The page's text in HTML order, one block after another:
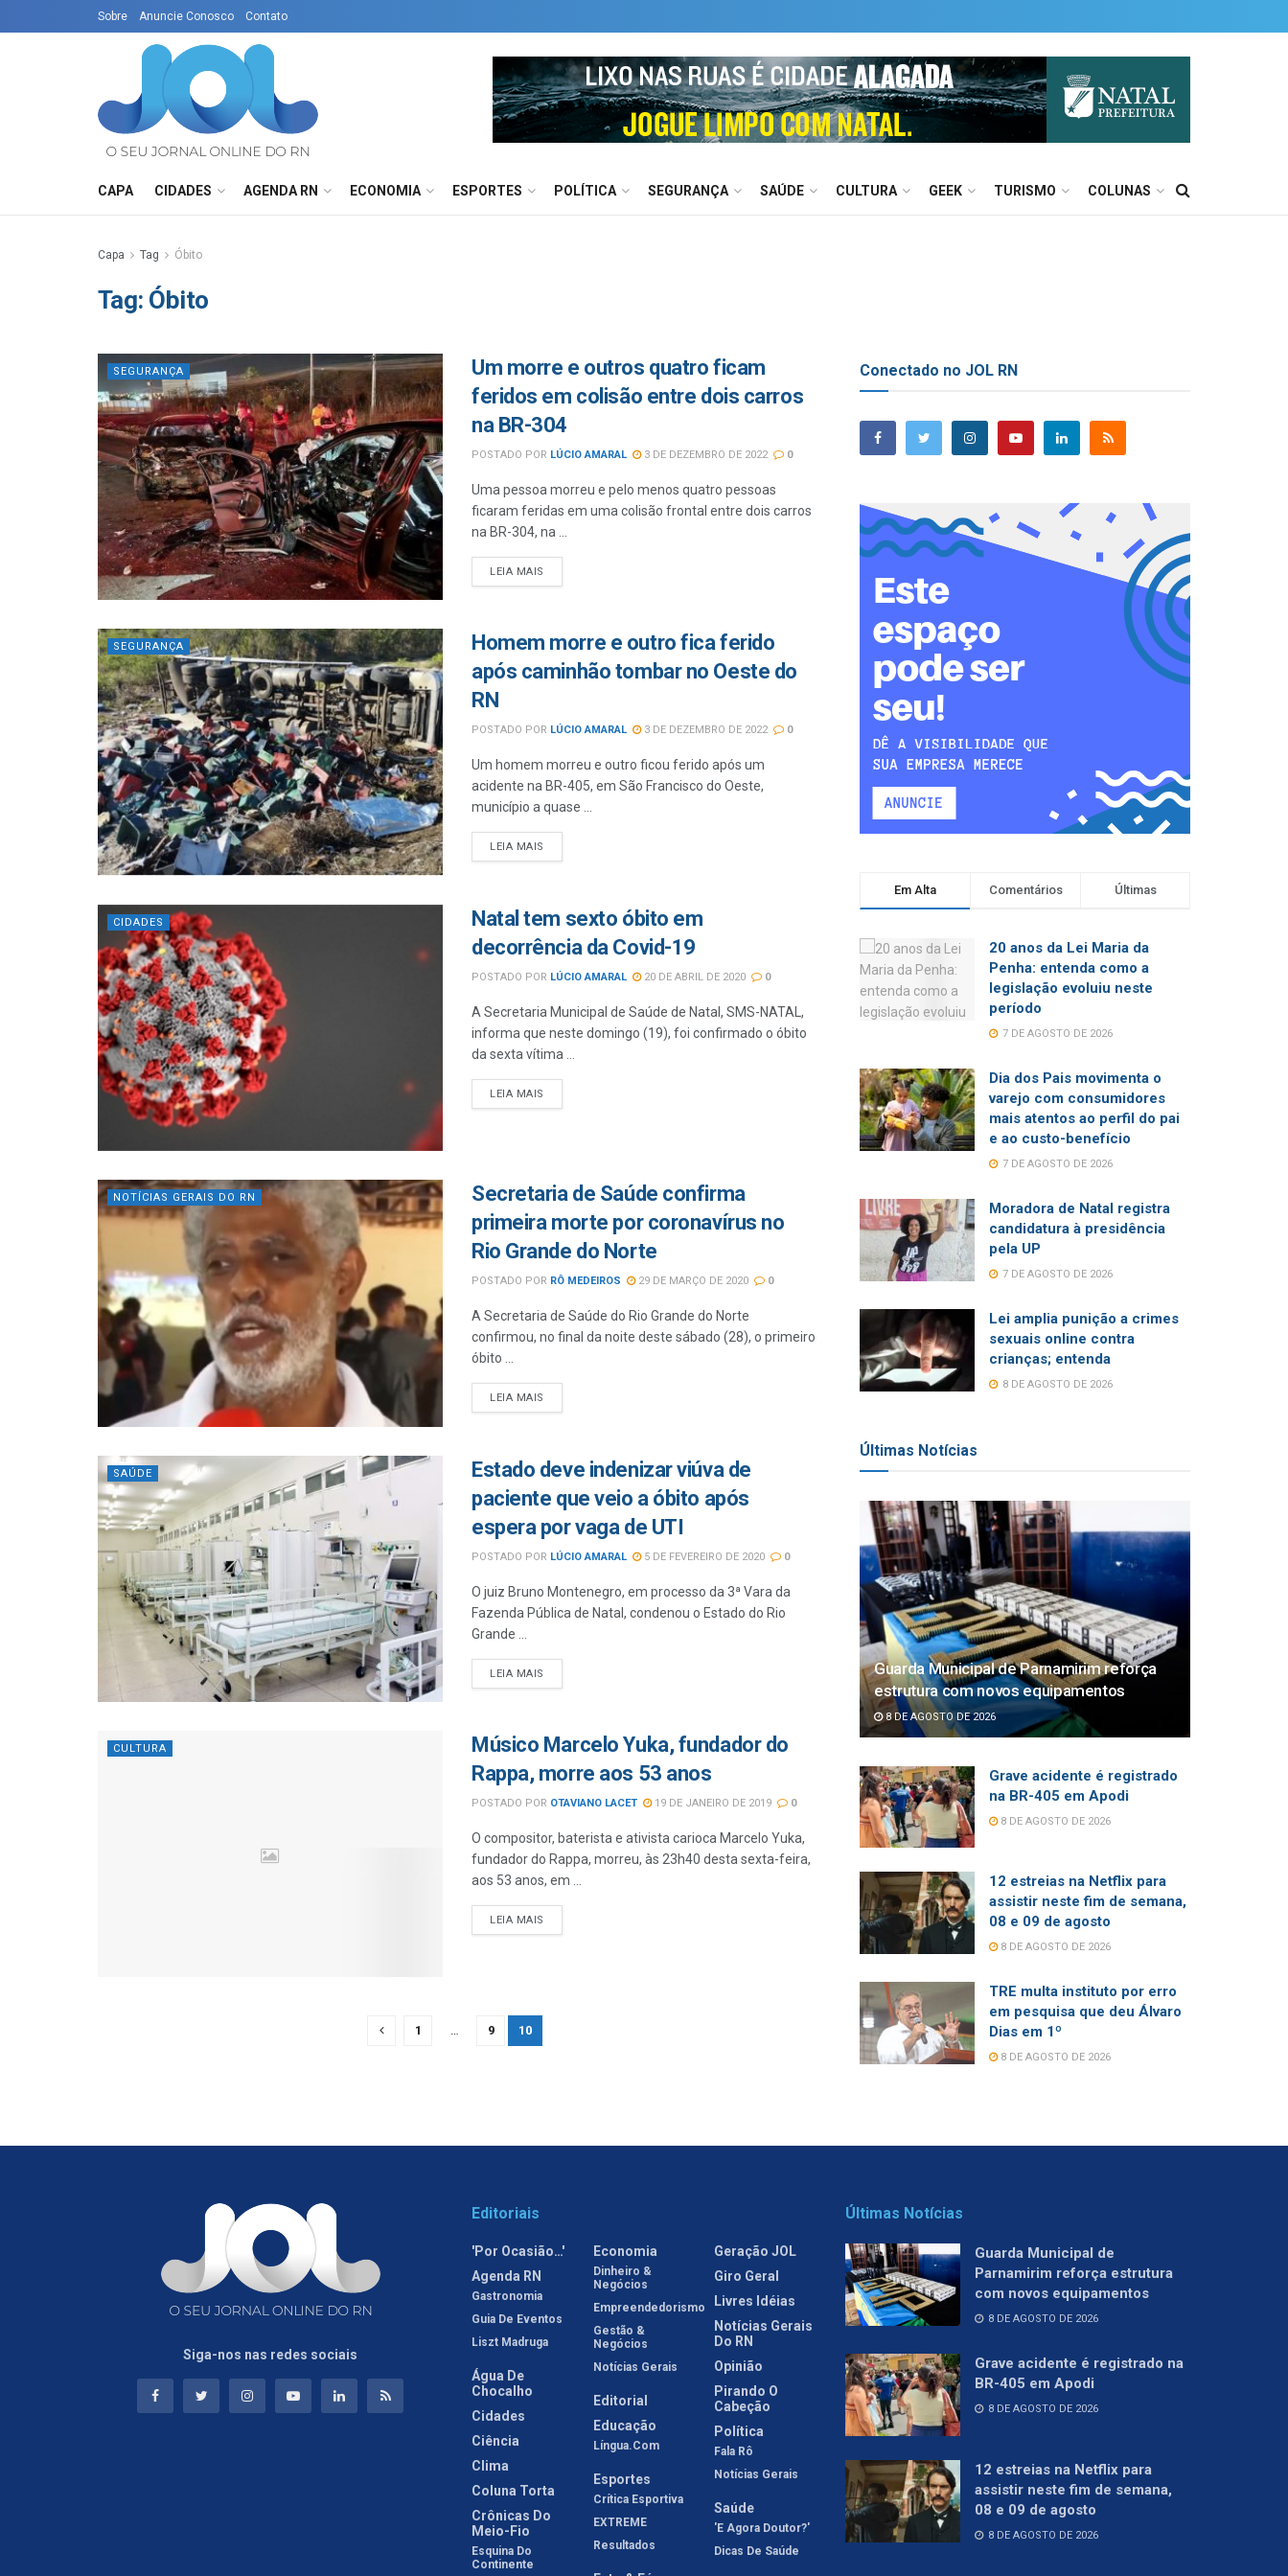
Sobre Anuncie Conosco Contato
CAPA CIDADES AGENDA RN ECONOMIA ESPORTES POLÍTICA SEGURANÇA SAÚDE CULTURA GEEK TURISMO COLUNAS
Capa Tag Óbito
Tag: Óbito
SEGURANÇA
Um morre e outros quatro ficam
feridos em colisão entre dois carros
na BR-304
POSTADO POR LÚCIO AMARAL 3 DE DEZEMBRO DE 2022 0
Uma pessoa morreu e pelo menos quatro pessoas
ficaram feridas em uma colisão frontal entre dois carros
na BR-304, na ...
LEIA MAIS
SEGURANÇA
Homem morre e outro fica ferido
após caminhão tombar no Oeste do
RN
POSTADO POR LÚCIO AMARAL 3 DE DEZEMBRO DE 2022 0
Um homem morreu e outro ficou ferido após um
acidente na BR-405, em São Francisco do Oeste,
município a quase ...
LEIA MAIS
CIDADES
Natal tem sexto óbito em
decorrência da Covid-19
POSTADO POR LÚCIO AMARAL 20 DE ABRIL DE 2020 0
A Secretaria Municipal de Saúde de Natal, SMS-NATAL,
informa que neste domingo (19), foi confirmado o óbito
da sexta vítima ...
LEIA MAIS
NOTÍCIAS GERAIS DO RN
Secretaria de Saúde confirma
primeira morte por coronavírus no
Rio Grande do Norte
POSTADO POR RÔ MEDEIROS 29 DE MARÇO DE 2020 0
A Secretaria de Saúde do Rio Grande do Norte
confirmou, no final da noite deste sábado (28), o primeiro
óbito ...
LEIA MAIS
SAÚDE
Estado deve indenizar viúva de
paciente que veio a óbito após
espera por vaga de UTI
POSTADO POR LÚCIO AMARAL 5 DE FEVEREIRO DE 2020 0
O juiz Bruno Montenegro, em processo da 3ª Vara da
Fazenda Pública de Natal, condenou o Estado do Rio
Grande ...
LEIA MAIS
CULTURA
Músico Marcelo Yuka, fundador do
Rappa, morre aos 53 anos
POSTADO POR OTAVIANO LACET 19 DE JANEIRO DE 2019 0
O compositor, baterista e ativista carioca Marcelo Yuka,
fundador do Rappa, morreu, às 23h40 desta sexta-feira,
aos 53 anos, em ...
LEIA MAIS
1 … 9 10
Conectado no JOL RN
Em Alta Comentários Últimas
20 anos da Lei Maria da
Penha: entenda como a
legislação evoluiu neste
período
7 DE AGOSTO DE 2026
Dia dos Pais movimenta o
varejo com consumidores
mais atentos ao perfil do pai
e ao custo-benefício
7 DE AGOSTO DE 2026
Moradora de Natal registra
candidatura à presidência
pela UP
7 DE AGOSTO DE 2026
Lei amplia punição a crimes
sexuais online contra
crianças; entenda
8 DE AGOSTO DE 2026
Últimas Notícias
Guarda Municipal de Parnamirim reforça
estrutura com novos equipamentos
8 DE AGOSTO DE 2026
Grave acidente é registrado
na BR-405 em Apodi
8 DE AGOSTO DE 2026
12 estreias na Netflix para
assistir neste fim de semana,
08 e 09 de agosto
8 DE AGOSTO DE 2026
TRE multa instituto por erro
em pesquisa que deu Álvaro
Dias em 1º
8 DE AGOSTO DE 2026
Siga-nos nas redes sociais
Editoriais
'Por Ocasião…'
Agenda RN
Gastronomia
Guia De Eventos
Liszt Madruga
Água De
Chocalho
Cidades
Ciência
Clima
Coluna Torta
Crônicas Do
Meio-Fio
Esquina Do
Continente
Economia
Dinheiro &
Negócios
Empreendedorismo
Gestão &
Negócios
Notícias Gerais
Editorial
Educação
Língua.com
Esportes
Crítica Esportiva
EXTREME
Resultados
Geração JOL
Giro Geral
Livres Idéias
Notícias Gerais
Do RN
Opinião
Pirando O
Cabeção
Política
Fala Rô
Notícias Gerais
Saúde
'E Agora Doutor?'
Dicas De Saúde
Últimas Notícias
Guarda Municipal de
Parnamirim reforça estrutura
com novos equipamentos
8 DE AGOSTO DE 2026
Grave acidente é registrado na
BR-405 em Apodi
8 DE AGOSTO DE 2026
12 estreias na Netflix para
assistir neste fim de semana,
08 e 09 de agosto
8 DE AGOSTO DE 2026